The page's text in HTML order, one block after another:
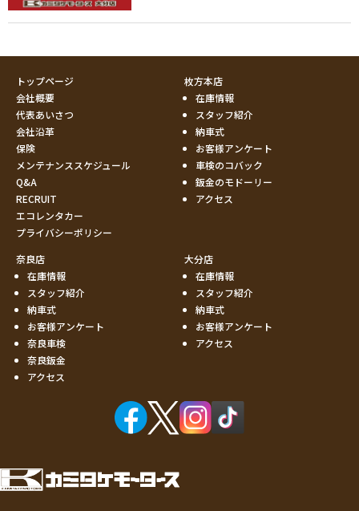
トップページ
会社概要
代表あいさつ
会社沿革
保険
メンテナンススケジュール
Q&A
RECRUIT
エコレンタカー
プライバシーポリシー
枚方本店
在庫情報
スタッフ紹介
納車式
お客様アンケート
車検のコバック
鈑金のモドーリー
アクセス
奈良店
在庫情報
スタッフ紹介
納車式
お客様アンケート
奈良車検
奈良鈑金
アクセス
大分店
在庫情報
スタッフ紹介
納車式
お客様アンケート
アクセス